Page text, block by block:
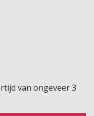
van ongeveer 3